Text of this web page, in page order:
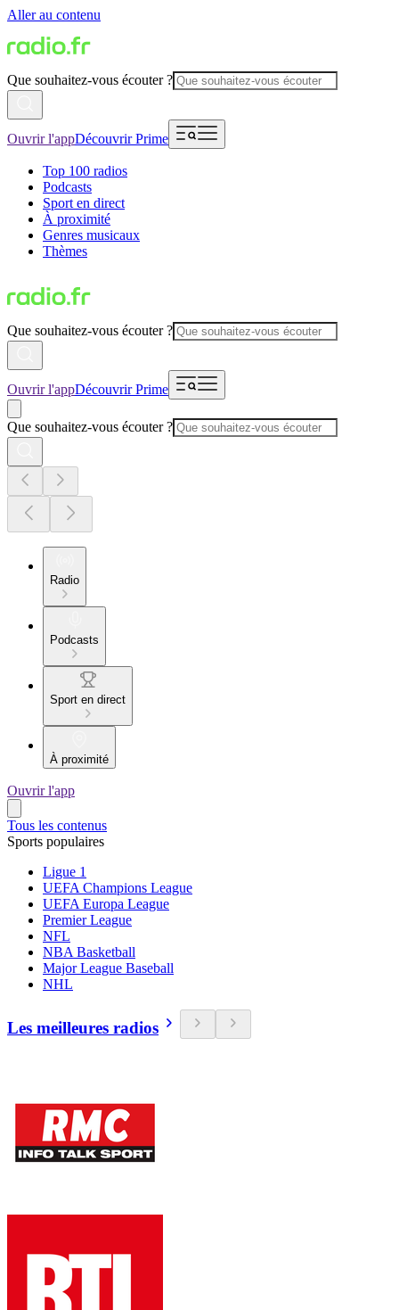
Aller au contenu
Que souhaitez-vous écouter ?
Ouvrir l'appDécouvrir Prime
Top 100 radios
Podcasts
Sport en direct
À proximité
Genres musicaux
Thèmes
Que souhaitez-vous écouter ?
Ouvrir l'appDécouvrir Prime
Que souhaitez-vous écouter ?
Radio
Podcasts
Sport en direct
À proximité
Ouvrir l'app
Tous les contenus
Sports populaires
Ligue 1
UEFA Champions League
UEFA Europa League
Premier League
NFL
NBA Basketball
Major League Baseball
NHL
Les meilleures radios